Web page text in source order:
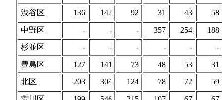
渋谷区 136 142 92 31 43 58
中野区 - - - 357 254 188
杉並区 - - - - - -
豊島区 127 141 73 48 53 31
北区 203 304 124 78 72 59